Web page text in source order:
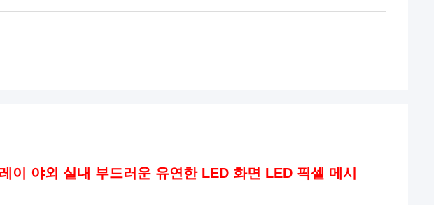
이 야외 실내 부드러운 유연한 LED 화면 LED 픽셀 메시